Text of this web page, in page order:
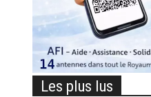
Les plus lus